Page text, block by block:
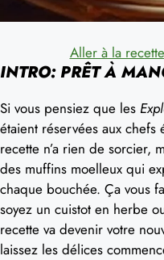
Aller à la recette
INTRO: PRÊT À
Si vous pensiez que les
étaient réservées aux
recette n’a rien de sorcier,
des muffins moelleux qui
chaque bouchée. Ça vous
soyez un cuistot en herbe
recette va devenir votre
laissez les délices